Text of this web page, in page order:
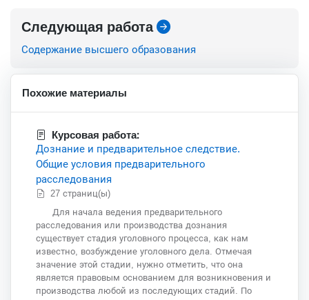
Следующая работа
Содержание высшего образования
Похожие материалы
Курсовая работа:
Дознание и предварительное следствие.
Общие условия предварительного
расследования
27 страниц(ы)
Для начала ведения предварительного
расследования или производства дознания
существует стадия уголовного процесса, как нам
известно, возбуждение уголовного дела. Отмечая
значение этой стадии, нужно отметить, что она
является правовым основанием для возникновения и
производства любой из последующих стадий. По